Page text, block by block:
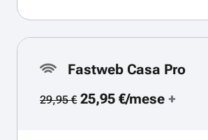
Fastweb Casa Pro
29,95 €25,95 €/mese+